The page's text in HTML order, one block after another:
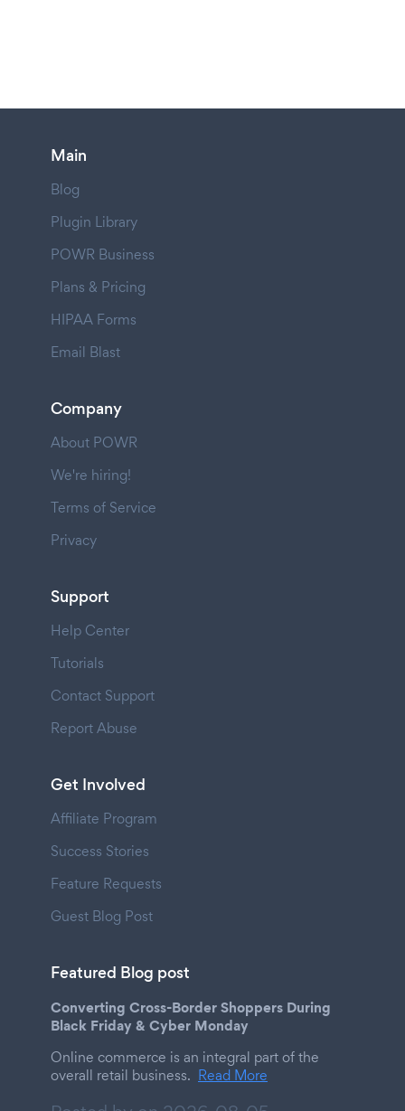
Main
Blog
Plugin Library
POWR Business
Plans & Pricing
HIPAA Forms
Email Blast
Company
About POWR
We're hiring!
Terms of Service
Privacy
Support
Help Center
Tutorials
Contact Support
Report Abuse
Get Involved
Affiliate Program
Success Stories
Feature Requests
Guest Blog Post
Featured Blog post
Converting Cross-Border Shoppers During
Black Friday & Cyber Monday
Online commerce is an integral part of the
overall retail business. Read More